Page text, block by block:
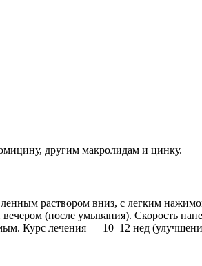
другим макролидам и цинку.
раствором вниз, с легким
(после умывания). Скорость
Курс лечения — 10–12 нед